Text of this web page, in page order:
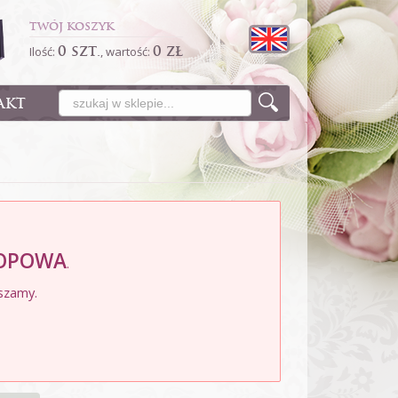
TWÓJ KOSZYK
Ilość: 0 szt. , wartość: 0 zł
.